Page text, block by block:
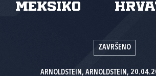
Meksiko
ZAVRŠENO
ARNOLDSTEIN, ARNOLDSTEIN,